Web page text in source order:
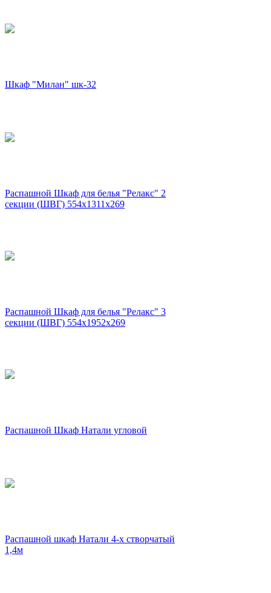
Шкаф "Милан" шк-32
Распашной Шкаф для белья "Релакс" 2
секции (ШВГ) 554х1311х269
Распашной Шкаф для белья "Релакс" 3
секции (ШВГ) 554х1952х269
Распашной Шкаф Натали угловой
Распашной шкаф Натали 4-х створчатый
1,4м